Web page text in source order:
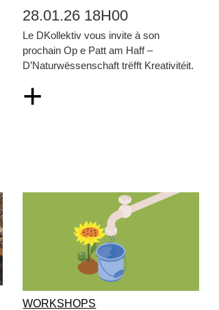
28.01.26 18H00
Le DKollektiv vous invite à son
prochain Op e Patt am Haff –
D’Naturwëssenschaft trëfft Kreativitéit.
+
WORKSHOPS